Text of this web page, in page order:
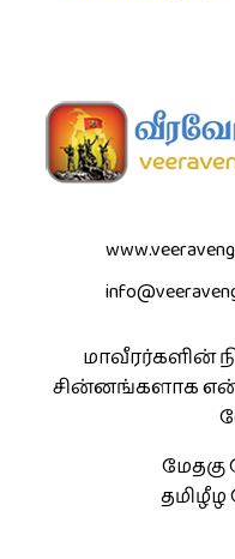
மாவீரர்களின்
சின்னங்களாக